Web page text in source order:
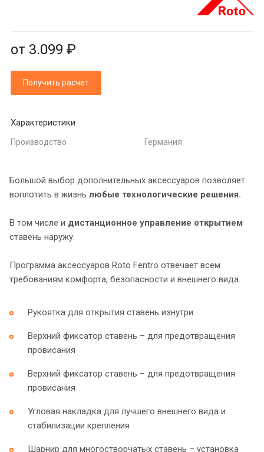
от 3.099 ₽
Получить расчет
Характеристики
Производство Германия
Большой выбор дополнительных аксессуаров позволяет
воплотить в жизнь любые технологические решения.
В том числе и дистанционное управление открытием
ставень наружу.
Программа аксессуаров Roto Fentro отвечает всем
требованиям комфорта, безопасности и внешнего вида.
Рукоятка для открытия ставень изнутри
Верхний фиксатор ставень – для предотвращения
провисания
Верхний фиксатор ставень – для предотвращения
провисания
Угловая накладка для лучшего внешнего вида и
стабилизации крепления
Шарнир для многостворчатых ставень – установка